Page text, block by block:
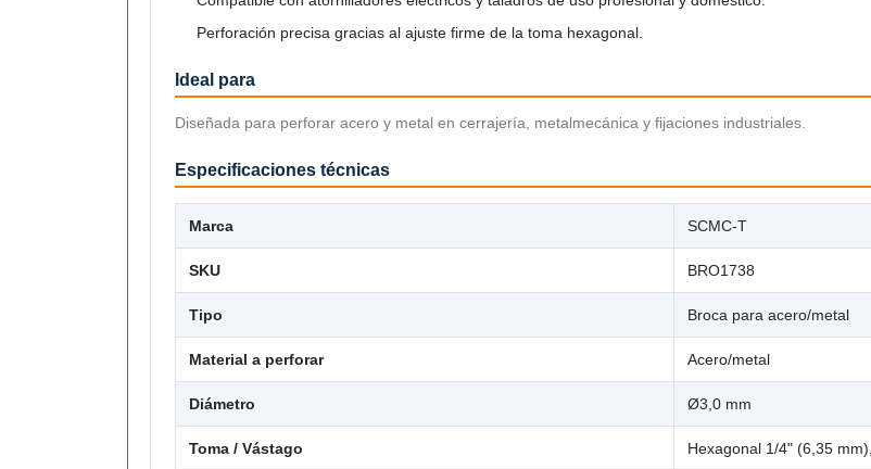
Perforación precisa gracias al ajuste firme de la toma hexagonal.
Ideal para
Diseñada para perforar acero y metal en cerrajería, metalmecánica y fijaciones industriales.
Especificaciones técnicas
Marca SCMC-T
SKU BRO1738
Tipo Broca para acero/metal
Material a perforar Acero/metal
Diámetro Ø3,0 mm
Toma / Vástago Hexagonal 1/4" (6,35